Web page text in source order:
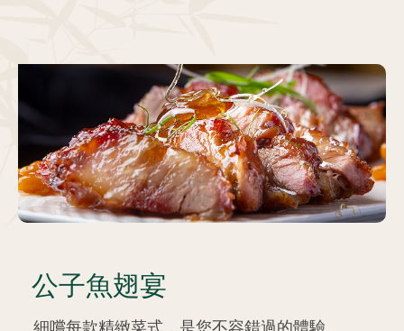
公子魚翅宴
細嚐每款精緻菜式，是您不容錯過的體驗。